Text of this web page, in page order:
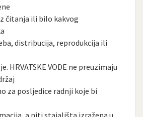
čitanja ili bilo kakvog
distribucija, reprodukcija ili
HRVATSKE VODE ne preuzimaju
za posljedice radnji koje bi
a niti stajališta izražena u